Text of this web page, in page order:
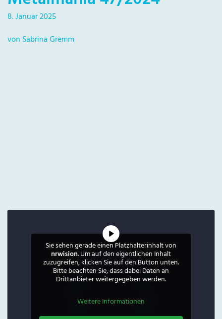
8. Januar 2025
von Sabrina Gremm
Sie sehen gerade einen Platzhalterinhalt von
nrwision. Um auf den eigentlichen Inhalt
zuzugreifen, klicken Sie auf den Button unten.
Bitte beachten Sie, dass dabei Daten an
Drittanbieter weitergegeben werden.
Weitere Informationen